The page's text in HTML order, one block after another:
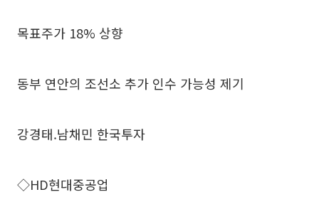
목표주가 18% 상향
동부 연안의 조선소 추가 인수 가능성 제기
강경태.남채민 한국투자
◇HD현대중공업